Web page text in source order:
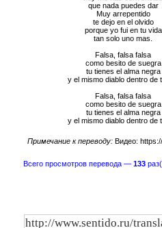
que nada puedes dar
Muy arrepentido
te dejo en el olvido
porque yo fui en tu vida
tan solo uno mas.
Falsa, falsa falsa
como besito de suegra
tu tienes el alma negra
y el mismo diablo dentro de
Falsa, falsa falsa
como besito de suegra
tu tienes el alma negra
y el mismo diablo dentro de
Примечание к переводу: Видео:
Всего просмотров перевода —133